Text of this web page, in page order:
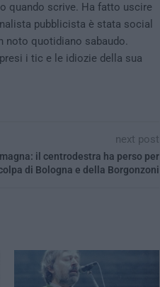
quando scrive. Ha fatto uscire
pubblicista è stata social
noto quotidiano sabaudo.
i tic e le idiozie della sua
next post
il centrodestra ha perso per
di Bologna e della Borgonzoni